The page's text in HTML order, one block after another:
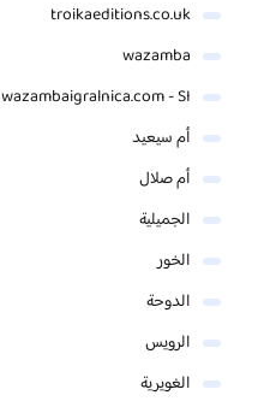
troikaeditions.co.uk
wazamba
wazambaigralnica.com - SI
أم سيعيد
أم صلال
الجميلية
الخور
الدوحة
الرويس
الغويرية